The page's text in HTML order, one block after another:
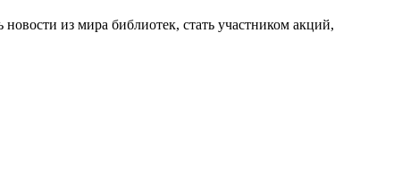
из мира библиотек, стать участником акций,